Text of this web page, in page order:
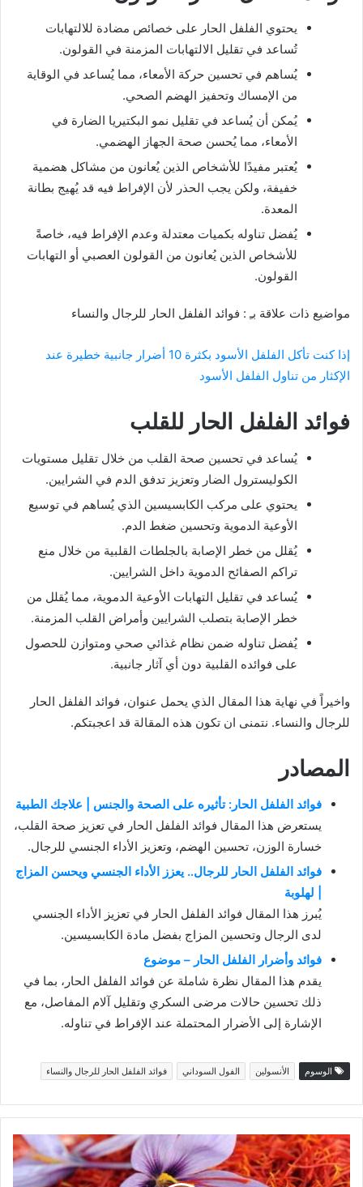
يحتوي الفلفل الحار على خصائص مضادة للالتهابات
تُساعد في تقليل الالتهابات المزمنة في القولون.
يُساهم في تحسين حركة الأمعاء، مما يُساعد في الوقاية
من الإمساك وتحفيز الهضم الصحي.
يُمكن أن يُساعد في تقليل نمو البكتيريا الضارة في
الأمعاء، مما يُحسن صحة الجهاز الهضمي.
يُعتبر مفيدًا للأشخاص الذين يُعانون من مشاكل هضمية
خفيفة، ولكن يجب الحذر لأن الإفراط فيه قد يُهيج بطانة
المعدة.
يُفضل تناوله بكميات معتدلة وعدم الإفراط فيه، خاصةً
للأشخاص الذين يُعانون من القولون العصبي أو التهابات
القولون.
مواضيع ذات علاقة بـِ : فوائد الفلفل الحار للرجال والنساء
إذا كنت تأكل الفلفل الأسود بكثرة 10 أضرار جانبية خطيرة عند
الإكثار من تناول الفلفل الأسود
فوائد الفلفل الحار للقلب
يُساعد في تحسين صحة القلب من خلال تقليل مستويات
الكوليسترول الضار وتعزيز تدفق الدم في الشرايين.
يحتوي على مركب الكابسيسين الذي يُساهم في توسيع
الأوعية الدموية وتحسين ضغط الدم.
يُقلل من خطر الإصابة بالجلطات القلبية من خلال منع
تراكم الصفائح الدموية داخل الشرايين.
يُساعد في تقليل التهابات الأوعية الدموية، مما يُقلل من
خطر الإصابة بتصلب الشرايين وأمراض القلب المزمنة.
يُفضل تناوله ضمن نظام غذائي صحي ومتوازن للحصول
على فوائده القلبية دون أي آثار جانبية.
واخيراً في نهاية هذا المقال الذي يحمل عنوان، فوائد الفلفل الحار
للرجال والنساء. نتمنى ان تكون هذه المقالة قد اعجبتكم.
المصادر
فوائد الفلفل الحار: تأثيره على الصحة والجنس | علاجك الطبية
يستعرض هذا المقال فوائد الفلفل الحار في تعزيز صحة القلب،
خسارة الوزن، تحسين الهضم، وتعزيز الأداء الجنسي للرجال.
فوائد الفلفل الحار للرجال.. يعزز الأداء الجنسي ويحسن المزاج
| لهلوبة
يُبرز هذا المقال فوائد الفلفل الحار في تعزيز الأداء الجنسي
لدى الرجال وتحسين المزاج بفضل مادة الكابسيسين.
فوائد وأضرار الفلفل الحار – موضوع
يقدم هذا المقال نظرة شاملة عن فوائد الفلفل الحار، بما في
ذلك تحسين حالات مرضى السكري وتقليل آلام المفاصل، مع
الإشارة إلى الأضرار المحتملة عند الإفراط في تناوله.
الوسوم الأنسولين الفول السوداني فوائد الفلفل الحار للرجال والنساء